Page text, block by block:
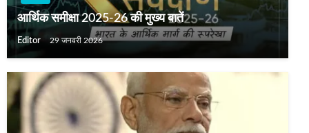
आर्थिक समीक्षा 2025-26 की मुख्य बातें
Editor 29 जनवरी 2026